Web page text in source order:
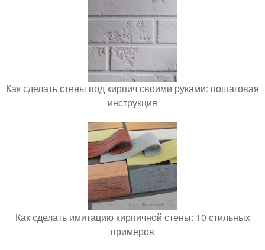
Как сделать стены под кирпич своими руками: пошаговая
инструкция
Как сделать имитацию кирпичной стены: 10 стильных
примеров